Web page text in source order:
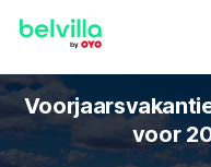
voor